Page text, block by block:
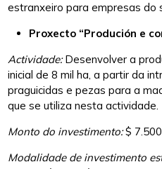
estranxeiro para empresas do
Proxecto “Produción e
Actividade:Desenvolver a
inicial de 8 mil ha, a partir da
praguicidas e pezas para a
que se utiliza nesta actividade.
Monto do investimento:$
Modalidade de investimento